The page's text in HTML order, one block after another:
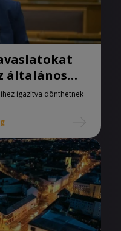
általános
igazítva dönthetnek